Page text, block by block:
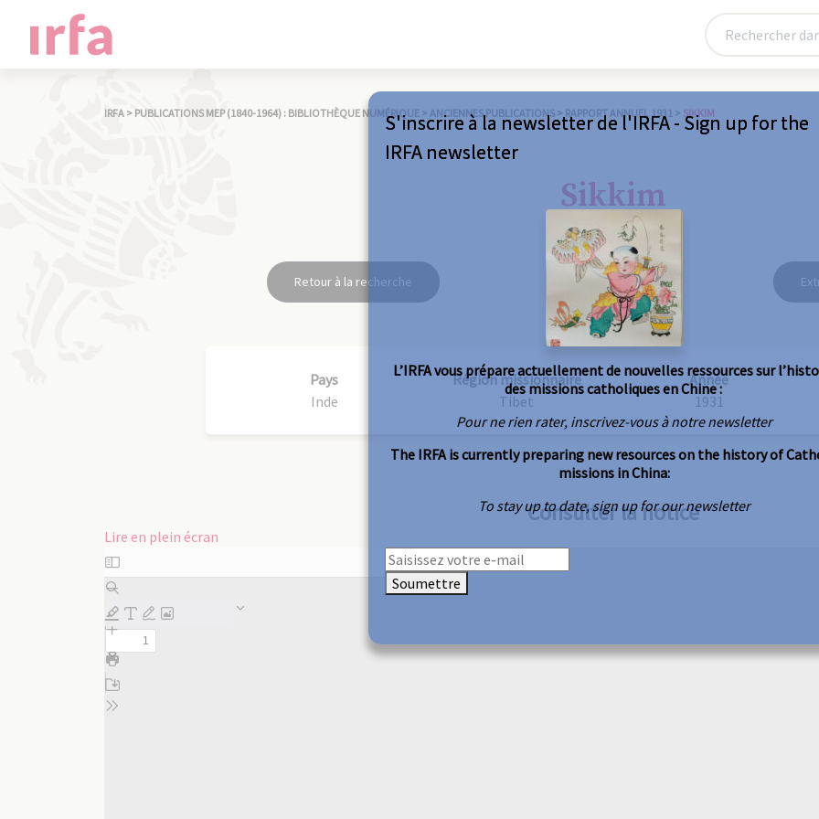
IRFA > PUBLICATIONS MEP (1840-1964) : BIBLIOTHÈQUE NUMÉRIQUE > ANCIENNES PUBLICATIONS > RAPPORT ANNUEL 1931 > SIKKIM
Sikkim
Retour à la recherche
Pays
Inde
Région missionnaire
Tibet
Année
1931
Consulter la notice
Lire en plein écran
Aller
au
contenu
PDF
S'inscrire à la newsletter de l'IRFA - Sign up for the
IRFA newsletter
L’IRFA vous prépare actuellement de nouvelles ressources sur
des missions catholiques en Chine :
Pour ne rien rater, inscrivez-vous à notre newsletter
The IRFA is currently preparing new resources on the history of
missions in China:
To stay up to date, sign up for our newsletter
Soumettre